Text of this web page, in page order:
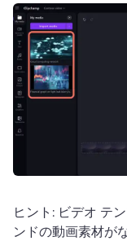
ヒント: ビデオ テ
ンドの動画素材が